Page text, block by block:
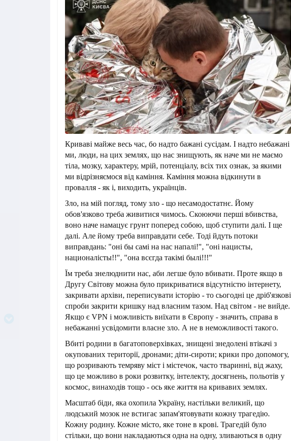
Криваві майже весь час, бо надто бажані сусідам. І надто небажані
ми, люди, на цих землях, що нас знищують, як наче ми не маємо
тіла, мозку, характеру, мрій, потенціалу, всіх тих ознак, за якими
ми відрізняємося від каміння. Каміння можна відкинути в
провалля - як і, виходить, українців.
Зло, на мій погляд, тому зло - що несамодостатнє. Йому
обов'язково треба живитися чимось. Скоюючи перші вбивства,
воно наче намацує грунт поперед собою, щоб ступити далі. І ще
далі. Але йому треба виправдати себе. Тоді йдуть потоки
виправдань: "оні бы самі на нас напалі!", "оні нацисты,
националісты!!", "она всєгда такімі былі!!!"
Їм треба знелюднити нас, аби легше було вбивати. Проте якщо в
Другу Світову можна було прикриватися відсутністю інтернету,
закривати архіви, переписувати історію - то сьогодні це дріб'язкові
спроби закрити кришку над власним тазом. Над світом - не вийде.
Якщо є VPN і можливість виїхати в Європу - значить, справа в
небажанні усвідомити власне зло. А не в неможливості такого.
Вбиті родини в багатоповерхівках, знищені знедолені втікачі з
окупованих території, дронами; діти-сироти; крики про допомогу,
що розривають темряву міст і містечок, часто тваринні, від жаху,
що це можливо в роки розвитку, інтелекту, досягнень, польотів у
космос, винаходів тощо - ось яке життя на кривавих землях.
Масштаб біди, яка охопила Україну, настільки великий, що
людський мозок не встигає запам'ятовувати кожну трагедію.
Кожну родину. Кожне місто, яке тоне в крові. Трагедій було
стільки, що вони накладаються одна на одну, зливаються в одну